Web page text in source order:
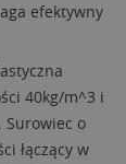
efektywny
40kg/m^3 i
Surowiec o
łączący w